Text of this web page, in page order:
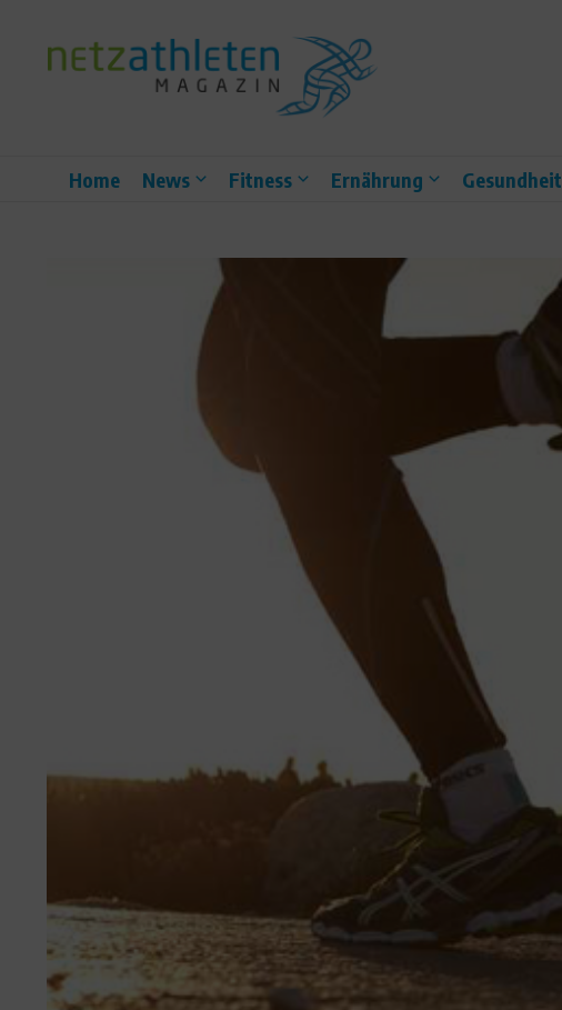
Home News Fitness Ernährung Gesundheit